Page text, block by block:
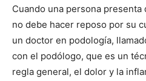
Cuando una persona
no debe hacer reposo por su
un doctor en podología,
con el podólogo, que es un
regla general, el dolor y la